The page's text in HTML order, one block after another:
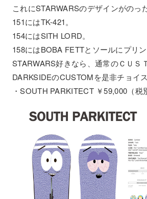
これにSTARWARSのデザインがのっ
151にはTK-421。
154にはSITH LORD。
158にはBOBA FETTとソールにプリン
STARWARS好きなら、通常のＣＵＳ
DARKSIDEのCUSTOMを是非チョイ
・SOUTH PARKITECT ￥59,000（税